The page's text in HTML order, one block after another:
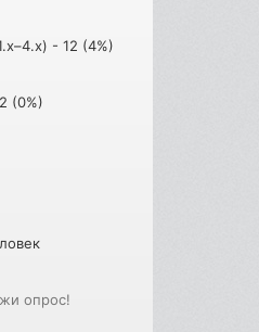
- 12 (4%)
(0%)
опрос!